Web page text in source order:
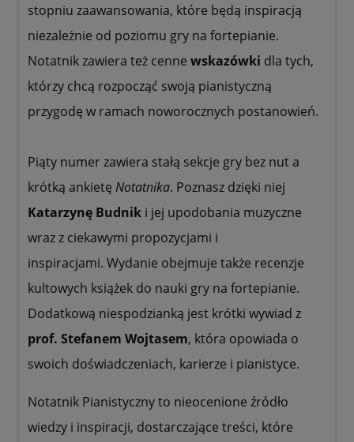
stopniu zaawansowania, które będą inspiracją
niezależnie od poziomu gry na fortepianie.
Notatnik zawiera też cenne wskazówki dla tych,
którzy chcą rozpocząć swoją pianistyczną
przygodę w ramach noworocznych postanowień.
Piąty numer zawiera stałą sekcje gry bez nut a
krótką ankietę Notatnika. Poznasz dzięki niej
Katarzynę Budnik i jej upodobania muzyczne
wraz z ciekawymi propozycjami i
inspiracjami. Wydanie obejmuje także recenzje
kultowych książek do nauki gry na fortepianie.
Dodatkową niespodzianką jest krótki wywiad z
prof. Stefanem Wojtasem, która opowiada o
swoich doświadczeniach, karierze i pianistyce.
Notatnik Pianistyczny to nieocenione źródło
wiedzy i inspiracji, dostarczające treści, które